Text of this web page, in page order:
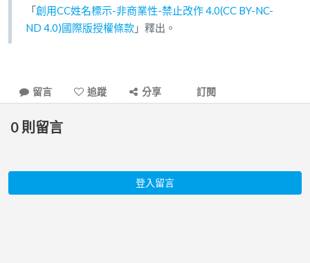
「創用CC姓名標示-非商業性-禁止改作 4.0(CC BY-NC-
ND 4.0)國際版授權條款 」釋出。
留言 追蹤 分享 訂閱
0 則留言
登入留言